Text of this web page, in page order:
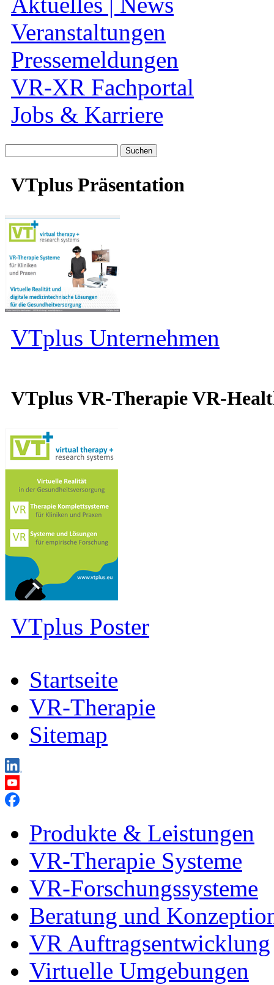
Veranstaltungen
Pressemeldungen
VR-XR Fachportal
Jobs & Karriere
nach:
VTplus Präsentation
VTplus Unternehmen
VTplus VR-Therapie VR-
VTplus Poster
Startseite
VR-Therapie
Sitemap
Produkte & Leistungen
VR-Therapie Systeme
VR-Forschungssysteme
Beratung und
VR Auftragsentwicklung
Virtuelle Umgebungen